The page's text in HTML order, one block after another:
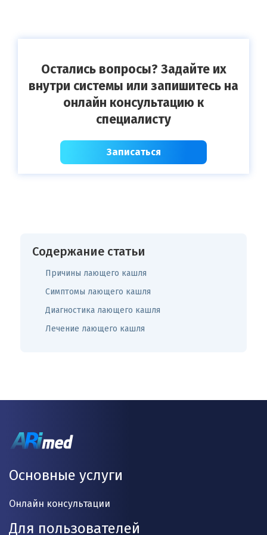
Остались вопросы? Задайте их
внутри системы или запишитесь на
онлайн консультацию к
специалисту
Записаться
Содержание статьи
Причины лающего кашля
Симптомы лающего кашля
Диагностика лающего кашля
Лечение лающего кашля
Основные услуги
Онлайн консультации
Для пользователей